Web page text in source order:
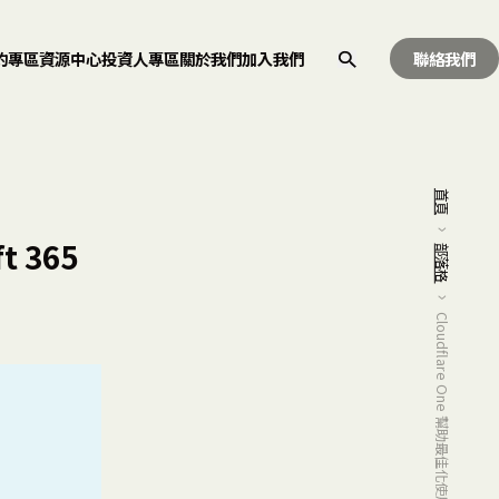
專區資源中心投資人專區關於我們加入我們 聯絡我們
365
首頁
部落格